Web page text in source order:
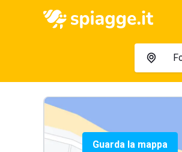
Guarda la mappa